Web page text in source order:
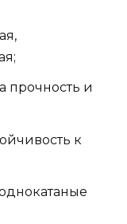
прочность и
к